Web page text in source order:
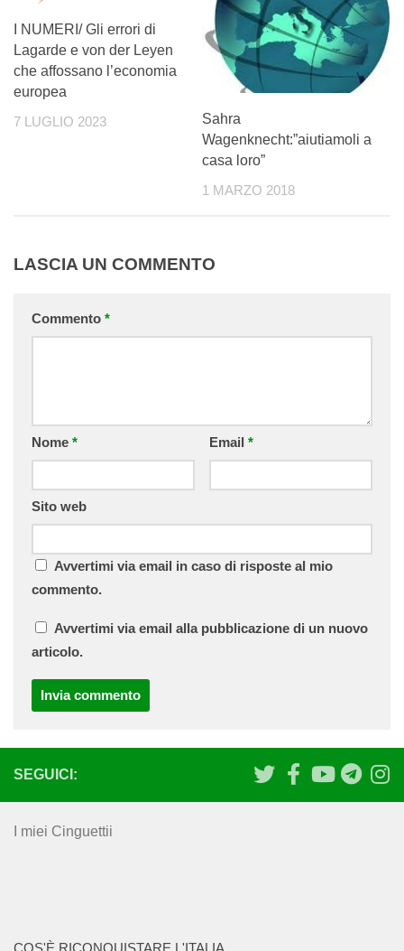
I NUMERI/ Gli errori di
Lagarde e von der Leyen
che affossano l’economia
europea
7 LUGLIO 2023
Sahra
Wagenknecht:”aiutiamoli a
casa loro”
1 MARZO 2018
LASCIA UN COMMENTO
Commento *
Nome * Email *
Sito web
Avvertimi via email in caso di risposte al mio
commento.
Avvertimi via email alla pubblicazione di un nuovo
articolo.
SEGUICI:
I miei Cinguettii